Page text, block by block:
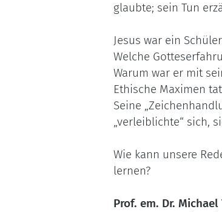
glaubte; sein Tun
Jesus war ein
Welche
Warum war er mit
Ethische Maximen
Seine
„verleiblichte“ sich,
Wie kann unsere
lernen?
Prof. em. Dr.